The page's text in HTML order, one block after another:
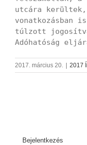
utcára kerültek,
vonatkozásban
túlzott
Adóhatóság
2017. március 20. 2017
Bejelentkezés